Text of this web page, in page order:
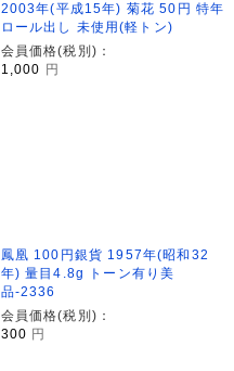
2003年(平成15年) 菊花 50円 特年
ロール出し 未使用(軽トン)
会員価格(税別)：
1,000
円
鳳凰 100円銀貨 1957年(昭和32
年) 量目4.8g トーン有り美
品-2336
会員価格(税別)：
300 円